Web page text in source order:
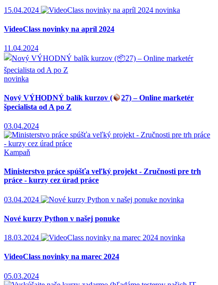
15.04.2024 novinka
VideoClass novinky na apríl 2024
11.04.2024
novinka
Nový VÝHODNÝ balík kurzov (
27) – Online marketér
špecialista od A po Z
03.04.2024
Kampaň
Ministerstvo práce spúšťa veľký projekt - Zručnosti pre trh
práce - kurzy cez úrad práce
03.04.2024 novinka
Nové kurzy Python v našej ponuke
18.03.2024 novinka
VideoClass novinky na marec 2024
05.03.2024